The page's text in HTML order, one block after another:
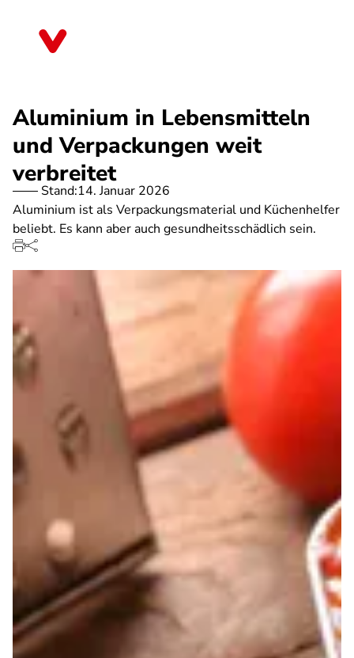
Aluminium in Lebensmitteln
und Verpackungen weit
verbreitet
Stand:14. Januar 2026
Aluminium ist als Verpackungsmaterial und Küchenhelfer
beliebt. Es kann aber auch gesundheitsschädlich sein.